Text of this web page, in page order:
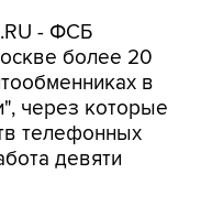
- ФСБ
более 20
в
через которые
телефонных
девяти